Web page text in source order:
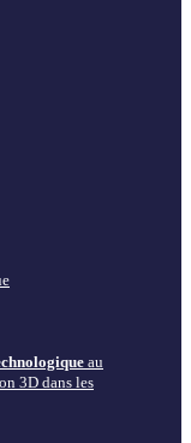
au
3D dans les